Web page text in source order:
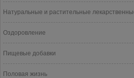
Натуральные и растительные
Оздоровление
Пищевые добавки
Половая жизнь